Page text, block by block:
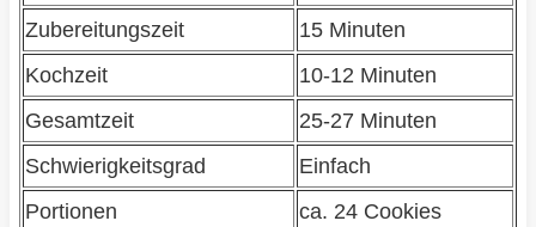
Zubereitungszeit
15 Minuten
Kochzeit
10-12 Minuten
Gesamtzeit
25-27 Minuten
Schwierigkeitsgrad
Einfach
Portionen
ca. 24 Cookies